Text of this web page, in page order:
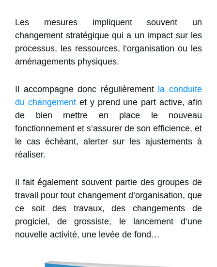
Les mesures impliquent souvent un
changement stratégique qui a un impact sur les
processus, les ressources, l’organisation ou les
aménagements physiques.
Il accompagne donc régulièrement la conduite
du changementet y prend une part active, afin
de bien mettre en place le nouveau
fonctionnement et s’assurer de son efficience, et
le cas échéant, alerter sur les ajustements à
réaliser.
Il fait également souvent partie des groupes de
travail pour tout changement d’organisation, que
ce soit des travaux, des changements de
progiciel, de grossiste, le lancement d’une
nouvelle activité, une levée de fond…